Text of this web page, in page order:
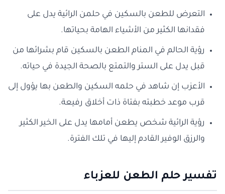
التعرض للطعن بالسكين في حلمن الرائية يدل على
فقدانها الكثير من الأشياء الهامة بحياتها.
رؤية الحالم في المنام الطعن بالسكين قام بشرائها من
قبل يدل على الستر والتمتع بالصحة الجيدة في حياته.
الأعزب إن شاهد في حلمه السكين والطعن بها يؤول إلى
قرب موعد خطبته بفتاة ذات أخلاق رفيعة.
رؤية الرائية شخص يطعن أمامها يدل على الخير الكثير
والرزق الوفير القادم إليها في تلك الفترة.
تفسير حلم الطعن للعزباء